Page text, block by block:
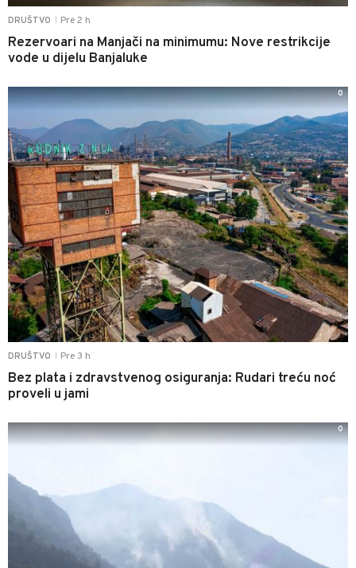
DRUŠTVO Pre 2 h
Rezervoari na Manjači na minimumu: Nove restrikcije
vode u dijelu Banjaluke
DRUŠTVO Pre 3 h
Bez plata i zdravstvenog osiguranja: Rudari treću noć
proveli u jami
0
0